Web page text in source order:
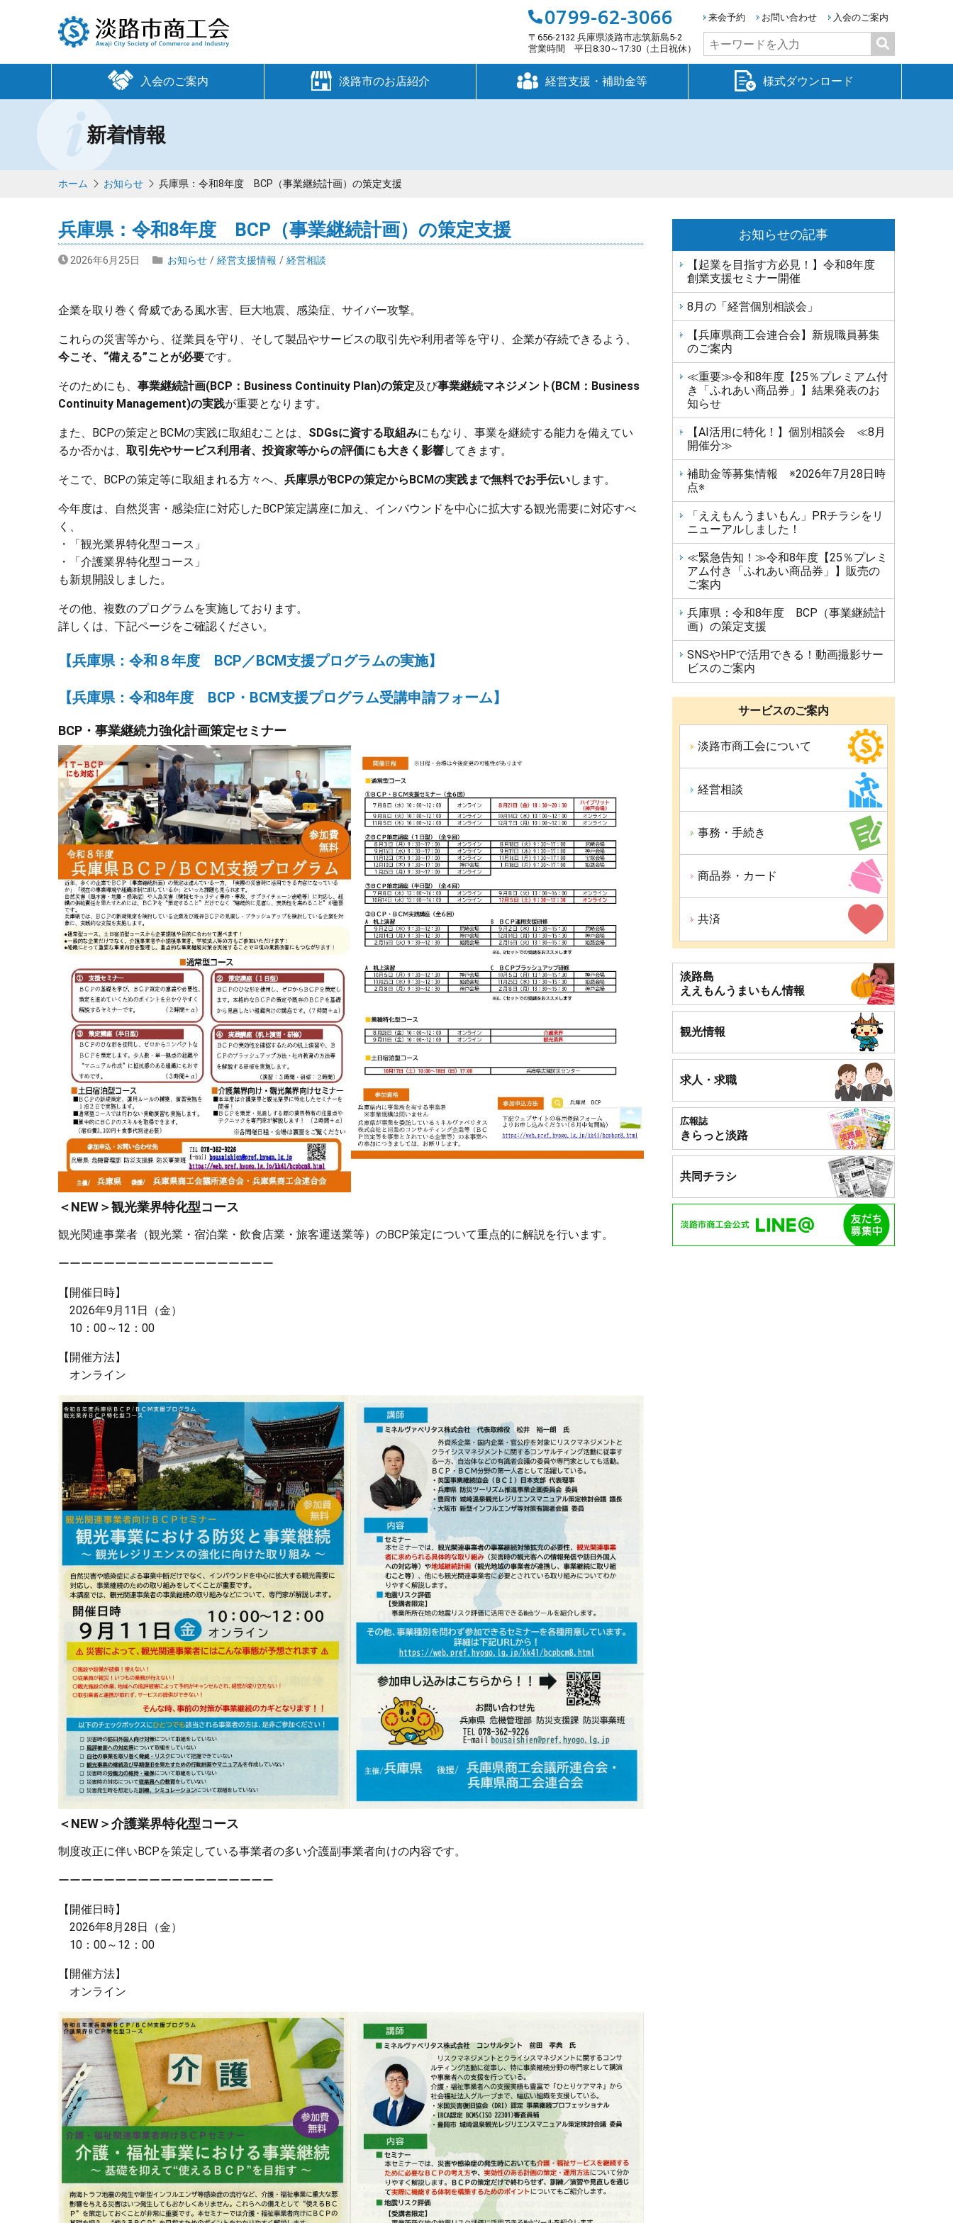
来会予約 お問い合わせ 入会のご案内
検
索:
0799-62-3066
〒656-2132 兵庫県淡路市志筑新島5-2
営業時間 平日8:30～17:30（土日祝休）
入会のご案内 淡路市のお店紹介 経営支援・補助金等 様式ダウンロード
新着情報
ホーム お知らせ 兵庫県：令和8年度 BCP（事業継続計画）の策定支援
兵庫県：令和8年度 BCP（事業継続計画）の策定支援
2026年6月25日 お知らせ /経営支援情報 /経営相談
企業を取り巻く脅威である風水害、巨大地震、感染症、サイバー攻撃。
これらの災害等から、従業員を守り、そして製品やサービスの取引先や利用者等を守り、企業が存続できるよう、
今こそ、“備える”ことが必要です。
そのためにも、 事業継続計画(BCP：Business Continuity Plan)の策定及び事業継続マネジメント(BCM：Business
Continuity Management)の実践が重要となります。
また、BCPの策定とBCMの実践に取組むことは、 SDGsに資する取組みにもなり、事業を継続する能力を備えてい
るか否かは、 取引先やサービス利用者、投資家等からの評価にも大きく影響してきます。
そこで、BCPの策定等に取組まれる方々へ、 兵庫県がBCPの策定からBCMの実践まで無料でお手伝いします。
今年度は、自然災害・感染症に対応したBCP策定講座に加え、インバウンドを中心に拡大する観光需要に対応すべ
く、
・「観光業界特化型コース」
・「介護業界特化型コース」
も新規開設しました。
その他、複数のプログラムを実施しております。
詳しくは、下記ページをご確認ください。
【兵庫県：令和８年度 BCP／BCM支援プログラムの実施】
【兵庫県：令和8年度 BCP・BCM支援プログラム受講申請フォーム】
BCP・事業継続力強化計画策定セミナー
＜NEW＞観光業界特化型コース
観光関連事業者（観光業・宿泊業・飲食店業・旅客運送業等）のBCP策定について重点的に解説を行います。
ーーーーーーーーーーーーーーーーーーー
【開催日時】
2026年9月11日（金）
10：00～12：00
【開催方法】
オンライン
＜NEW＞介護業界特化型コース
制度改正に伴いBCPを策定している事業者の多い介護副事業者向けの内容です。
ーーーーーーーーーーーーーーーーーーー
【開催日時】
2026年8月28日（金）
10：00～12：00
【開催方法】
オンライン
お知らせの記事
【起業を目指す方必見！】令和8年度
創業支援セミナー開催
8月の「経営個別相談会」
【兵庫県商工会連合会】新規職員募集
のご案内
≪重要≫令和8年度【25％プレミアム付
き「ふれあい商品券」】結果発表のお
知らせ
【AI活用に特化！】個別相談会 ≪8月
開催分≫
補助金等募集情報 ※2026年7月28日時
点※
「ええもんうまいもん」PRチラシをリ
ニューアルしました！
≪緊急告知！≫令和8年度【25％プレミ
アム付き「ふれあい商品券」】販売の
ご案内
兵庫県：令和8年度 BCP（事業継続計
画）の策定支援
SNSやHPで活用できる！動画撮影サー
ビスのご案内
サービスのご案内
淡路市商工会について
経営相談
事務・手続き
商品券・カード
共済
淡路島
ええもんうまいもん情報
観光情報
求人・求職
広報誌
きらっと淡路
共同チラシ